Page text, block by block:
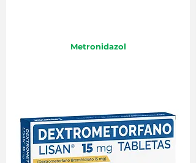
Metronidazol